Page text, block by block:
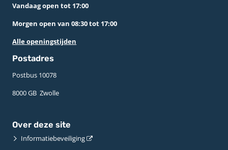
Vandaag open tot 17:00
Morgen open van 08:30 tot 17:00
Alle openingstijden
Postadres
Postbus 10078 ­
8000 GB ­ Zwolle
Over deze site
Informatiebeveiliging